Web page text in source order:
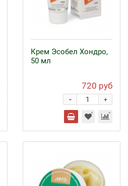
Крем Эсобел Хондро,
50 мл
720 руб
+
-